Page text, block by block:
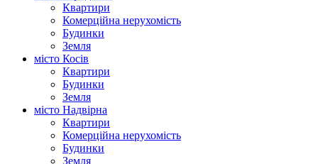
Квартири
Комерційна нерухомість
Будинки
Земля
місто Косів
Квартири
Будинки
Земля
місто Надвірна
Квартири
Комерційна нерухомість
Будинки
Земля